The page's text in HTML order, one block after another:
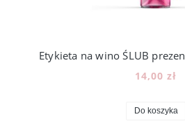
14,00 zł
Do koszyka